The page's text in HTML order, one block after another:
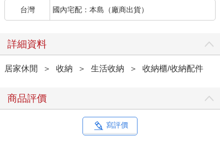
台灣 國內宅配：本島（廠商出貨）
詳細資料
居家休閒 ＞ 收納 ＞ 生活收納 ＞ 收納櫃/收納配件
商品評價
寫評價